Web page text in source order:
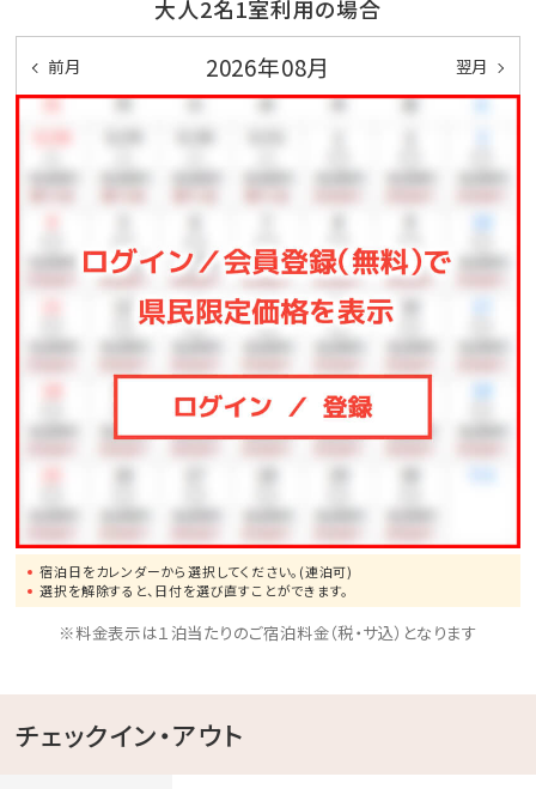
＜メインプール＞
ご利用可能期間 2024/05/01～2024/10/31
営業時間 07:00～20:00
ロビー棟ゲスト専用プールは中学生以上のご利用とな
ります。
～ちゅらとくスタッフより～
客室は3タイプ全17室。水温の調整できるジャグジーは
全室に完備◎
【ガーデンヴィラ】
ジャグジーのみ 129平米
ツインベッド＋デイベッド利用で最大3名まで宿泊可能
【ガーデンプールヴィラ】
ジャグジー＆プライベートプール 129平米
ツインベッド＋布団2組で最大4名様まで宿泊可能
【ユミハプールヴィラ】
ツインベッド＋布団2組で最大4名まで宿泊可能
大人2名1室利用の場合
前月 2026年08月 翌月
宿泊日をカレンダーから選択してください。(連泊可)
選択を解除すると、日付を選び直すことができます。
※料金表示は１泊当たりのご宿泊料金（税・サ込）となります
チェックイン・アウト